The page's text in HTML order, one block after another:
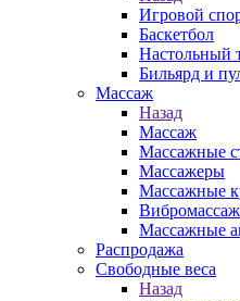
Игровой
Баскетбол
Настольный
Бильярд и
Массаж
Назад
Массаж
Массажные
Массажеры
Массажные
Массажные
Распродажа
Свободные веса
Назад